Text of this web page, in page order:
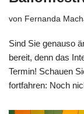
von Fernanda
Sind Sie genauso
bereit, denn das
Termin! Schauen
fortfahren: Noch